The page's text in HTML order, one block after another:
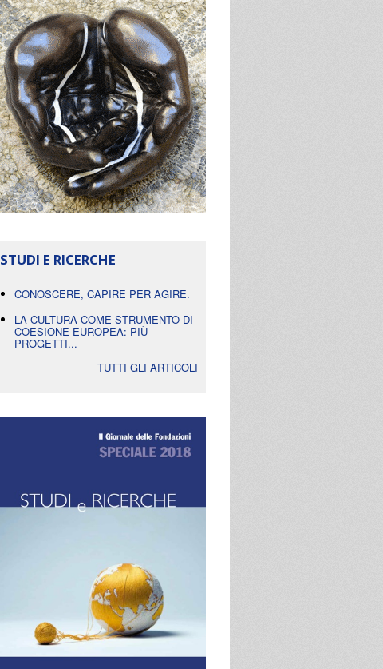
STUDI E RICERCHE
CONOSCERE, CAPIRE PER AGIRE.
LA CULTURA COME STRUMENTO DI
COESIONE EUROPEA: PIÙ
PROGETTI...
TUTTI GLI ARTICOLI